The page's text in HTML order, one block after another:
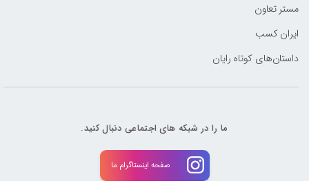
مستر تعاون
ایران کسب
داستان‌های کوتاه رایان
ما را در شبکه های اجتماعی دنبال کنید.
صفحه اینستاگرام ما